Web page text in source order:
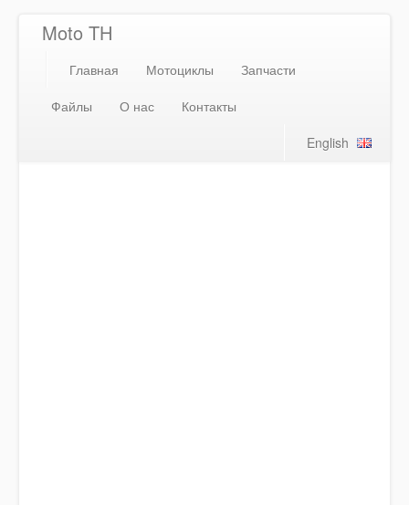
Moto TH
Главная Мотоциклы
Запчасти
Файлы
О нас
Контакты
English